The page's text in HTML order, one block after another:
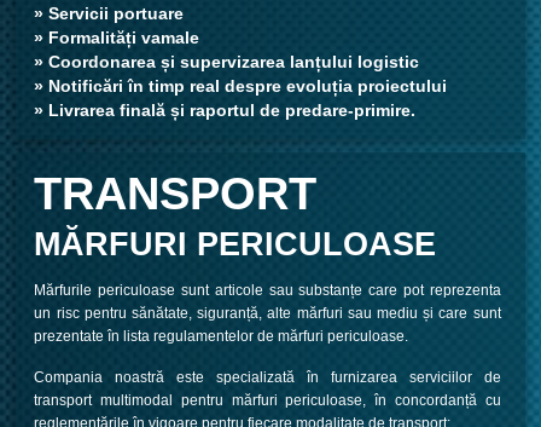
» Servicii portuare
» Formalități vamale
» Coordonarea și supervizarea lanțului logistic
» Notificări în timp real despre evoluția proiectului
» Livrarea finală și raportul de predare-primire.
TRANSPORT
MĂRFURI PERICULOASE
Mărfurile periculoase sunt articole sau substanțe care pot reprezenta
un risc pentru sănătate, siguranță, alte mărfuri sau mediu și care sunt
prezentate în lista regulamentelor de mărfuri periculoase.
Compania noastră este specializată în furnizarea serviciilor de
transport multimodal pentru mărfuri periculoase, în concordanță cu